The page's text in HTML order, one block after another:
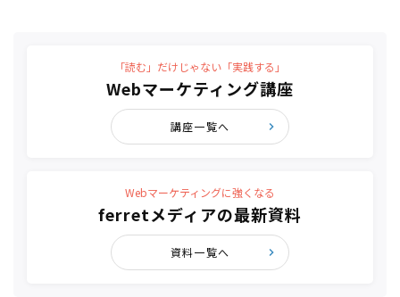
「読む」だけじゃない「実践する」
Webマーケティング講座
講座一覧へ
Webマーケティングに強くなる
ferretメディアの最新資料
資料一覧へ